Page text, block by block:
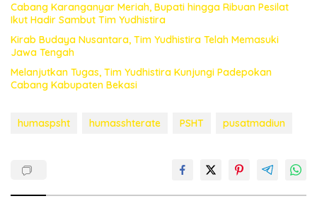
Cabang Karanganyar Meriah, Bupati hingga Ribuan Pesilat
Ikut Hadir Sambut Tim Yudhistira
Kirab Budaya Nusantara, Tim Yudhistira Telah Memasuki
Jawa Tengah
Melanjutkan Tugas, Tim Yudhistira Kunjungi Padepokan
Cabang Kabupaten Bekasi
humaspsht humasshterate PSHT pusatmadiun